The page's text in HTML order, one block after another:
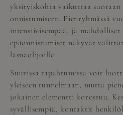
yksityiskohta vaikuttaa suoraan
onnistumiseen. Pienryhmässä
intensiivisempää, ja
epäonnistumiset näkyvät
läsnäolijoille.
Suurissa tapahtumissa voit
yleiseen tunnelmaan, mutta
jokainen elementti korostuu.
syvällisempiä, kontaktit